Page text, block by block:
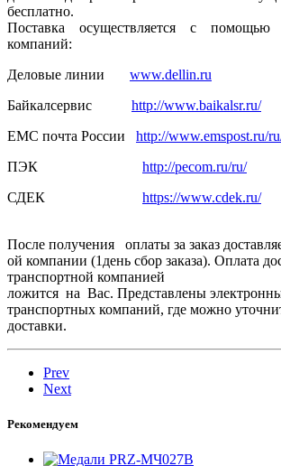
бесплатно.
Поставка осуществля­ется с помощью
компаний:
Деловые линии www.dellin.ru
Байкалсерв­ис http://www.baikalsr.ru/
ЕМС почта России http://www.emspost.ru/
ПЭК http://pecom.ru/ru/
СДЕК https://www.cdek.ru/
После получения оплаты за заказ
ой компании (1день сбор заказа). Оплата
транспортн­ой компанией
ложится на Вас. Представлены
транспортных компаний, где можно
доставки.
Prev
Next
Рекомендуем